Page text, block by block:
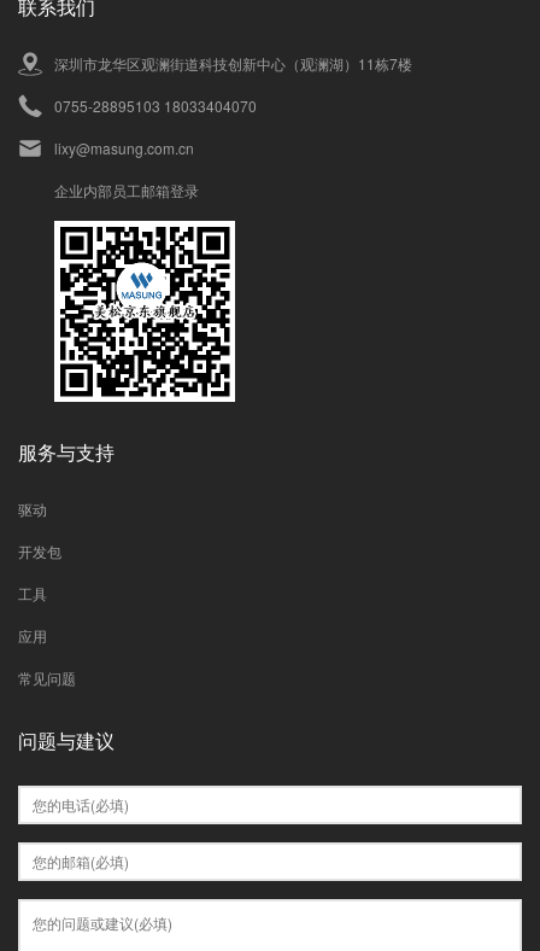
联系我们
深圳市龙华区观澜街道科技创新中心（观澜湖）11栋7楼
0755-28895103 18033404070
lixy@masung.com.cn
企业内部员工邮箱登录
服务与支持
驱动
开发包
工具
应用
常见问题
问题与建议